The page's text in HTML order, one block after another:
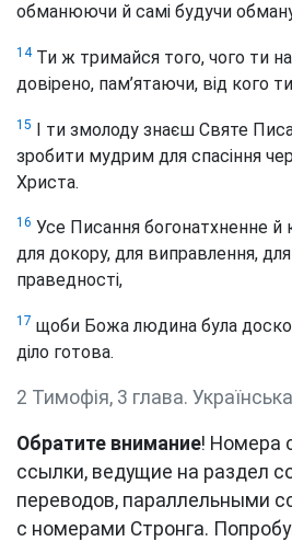
обманюючи й самі будучи
14Ти ж тримайся того, чого ти
довірено, пам’ятаючи, від кого
15 І ти змолоду знаєш Святе
зробити мудрим для спасіння
Христа.
16 Усе Писання богонатхненне й
для докору, для виправлення,
праведності,
17 щоби Божа людина була
діло готова.
2 Тимофія, 3 глава.
Обратите внимание! Номера
ссылки, ведущие на раздел
переводов, параллельными
с номерами Стронга.